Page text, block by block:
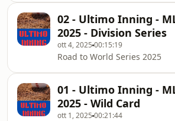
02 - Ultimo Inning -
2025 - Division Series
ott 4, 2025 00:15:19
Road to World Series 2025
01 - Ultimo Inning -
2025 - Wild Card
ott 1, 2025 00:21:44